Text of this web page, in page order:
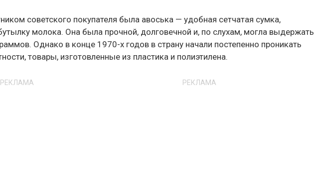
советского покупателя была авоська — удобная сетчатая сумка,
молока. Она была прочной, долговечной и, по слухам, могла выдержать
Однако в конце 1970-х годов в страну начали постепенно проникать
товары, изготовленные из пластика и полиэтилена.
РЕКЛАМА РЕКЛАМА